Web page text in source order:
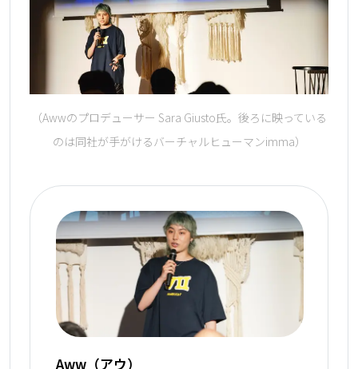
（Awwのプロデューサー Sara Giusto氏。後ろに映っている
のは同社が手がけるバーチャルヒューマンimma）
Aww（アウ）